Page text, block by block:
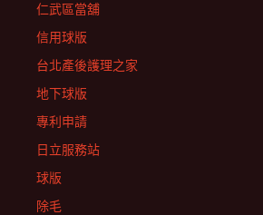
仁武區當舖
信用球版
台北產後護理之家
地下球版
專利申請
日立服務站
球版
除毛